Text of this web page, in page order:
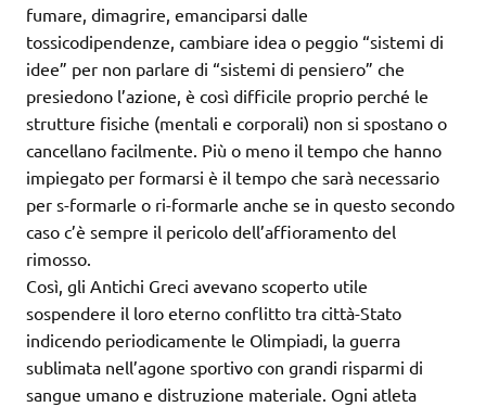
fumare, dimagrire, emanciparsi dalle
tossicodipendenze, cambiare idea o peggio “sistemi di
idee” per non parlare di “sistemi di pensiero” che
presiedono l’azione, è così difficile proprio perché le
strutture fisiche (mentali e corporali) non si spostano o
cancellano facilmente. Più o meno il tempo che hanno
impiegato per formarsi è il tempo che sarà necessario
per s-formarle o ri-formarle anche se in questo secondo
caso c’è sempre il pericolo dell’affioramento del
rimosso.
Così, gli Antichi Greci avevano scoperto utile
sospendere il loro eterno conflitto tra città-Stato
indicendo periodicamente le Olimpiadi, la guerra
sublimata nell’agone sportivo con grandi risparmi di
sangue umano e distruzione materiale. Ogni atleta